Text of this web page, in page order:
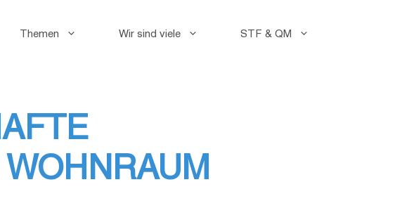
Themen Wir sind viele STF & QM